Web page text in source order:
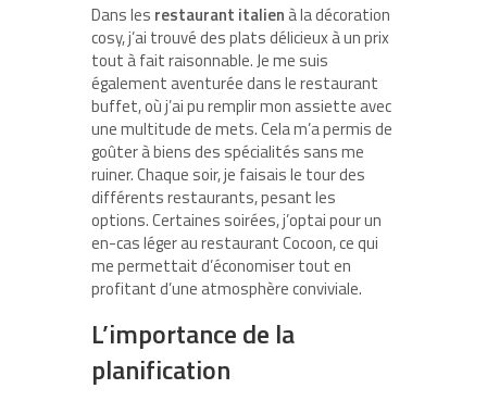
Dans les restaurant italien à la décoration
cosy, j’ai trouvé des plats délicieux à un prix
tout à fait raisonnable. Je me suis
également aventurée dans le restaurant
buffet, où j’ai pu remplir mon assiette avec
une multitude de mets. Cela m’a permis de
goûter à biens des spécialités sans me
ruiner. Chaque soir, je faisais le tour des
différents restaurants, pesant les
options. Certaines soirées, j’optai pour un
en-cas léger au restaurant Cocoon, ce qui
me permettait d’économiser tout en
profitant d’une atmosphère conviviale.
L’importance de la
planification